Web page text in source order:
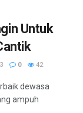
Untuk
0 42
dewasa
ampuh